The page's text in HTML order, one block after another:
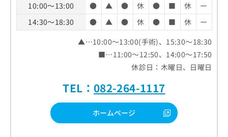
10:00～13:00
● ▲ ● 休 ● ■ 休
ー
14:30～18:30
● ▲ ● 休 ● ■ 休
ー
▲…10:00～13:00(手術)、15:30～18:30
■…11:00～12:50、14:00～17:50
休診日：木曜日、日曜日
TEL： 082-264-1117
ホームページ